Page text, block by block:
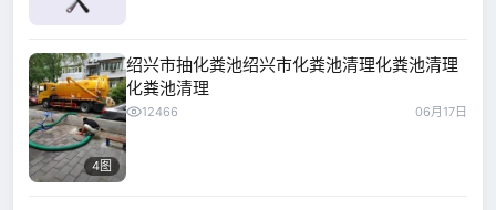
4图
绍兴市抽化粪池绍兴市化粪池清理化粪池清理
化粪池清理
12466 06月17日